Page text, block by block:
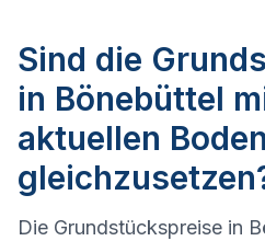
Sind die
in Bönebüttel
aktuellen
Die Grundstückspreise in